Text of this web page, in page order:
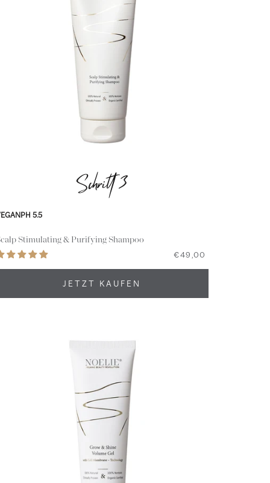
Schritt 3
PH 5.5
Stimulating & Purifying Shampoo
€49,00